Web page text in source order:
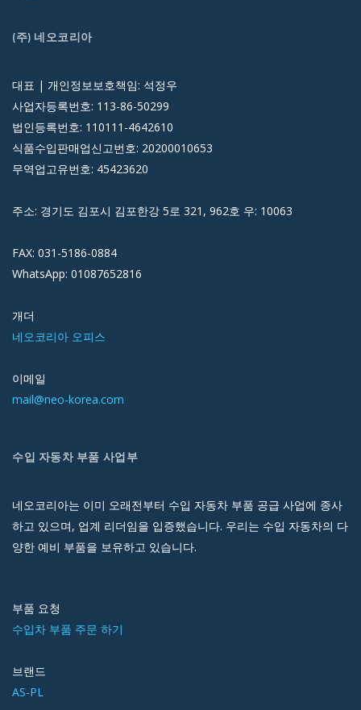
(주) 네오코리아
대표 | 개인정보보호책임: 석정우
사업자등록번호: 113-86-50299
법인등록번호: 110111-4642610
식품수입판매업신고번호: 20200010653
무역업고유번호: 45423620
주소: 경기도 김포시 김포한강 5로 321, 962호 우: 10063
FAX: 031-5186-0884
WhatsApp: 01087652816
개더
네오코리아 오피스
이메일
mail@neo-korea.com
수입 자동차 부품 사업부
네오코리아는 이미 오래전부터 수입 자동차 부품 공급 사업에 종사
하고 있으며, 업계 리더임을 입증했습니다. 우리는 수입 자동차의 다
양한 예비 부품을 보유하고 있습니다.
부품 요청
수입차 부품 주문 하기
브랜드
AS-PL